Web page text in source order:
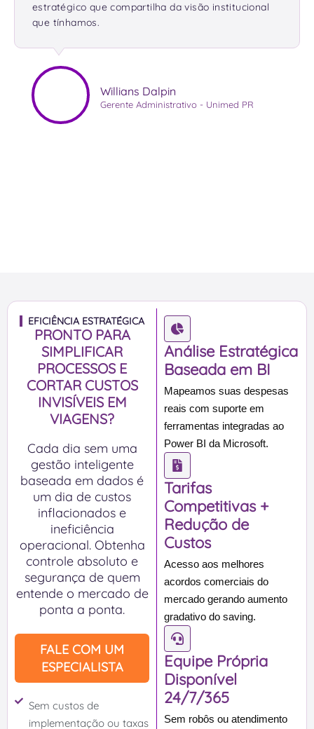
estratégico que compartilha da visão institucional
que tínhamos.
Willians Dalpin
Gerente Administrativo - Unimed PR
EFICIÊNCIA ESTRATÉGICA
PRONTO PARA
SIMPLIFICAR
PROCESSOS E
CORTAR CUSTOS
INVISÍVEIS EM
VIAGENS?
Cada dia sem uma
gestão inteligente
baseada em dados é
um dia de custos
inflacionados e
ineficiência
operacional. Obtenha
controle absoluto e
segurança de quem
entende o mercado de
ponta a ponta.
FALE COM UM
ESPECIALISTA
Sem custos de
implementação ou taxas
Análise Estratégica
Baseada em BI
Mapeamos suas despesas
reais com suporte em
ferramentas integradas ao
Power BI da Microsoft.
Tarifas
Competitivas +
Redução de
Custos
Acesso aos melhores
acordos comerciais do
mercado gerando aumento
gradativo do saving.
Equipe Própria
Disponível
24/7/365
Sem robôs ou atendimento